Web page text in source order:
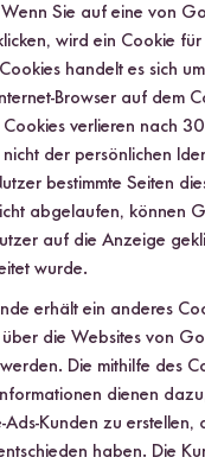
Sie auf eine von
wird ein Cookie
handelt es sich
Browser auf dem
verlieren nach
der persönlichen
bestimmte Seiten
abgelaufen, können
auf die Anzeige
wurde.
erhält ein anderes
die Websites von
Die mithilfe des
dienen
Kunden zu erstellen,
haben. Die